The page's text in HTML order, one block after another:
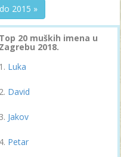
2015 »
Top 20 muških imena u
Zagrebu 2018.
Luka
David
Jakov
Petar